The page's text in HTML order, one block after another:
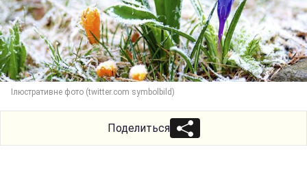
Ілюстративне фото (twitter.com symbolbild)
Поделиться